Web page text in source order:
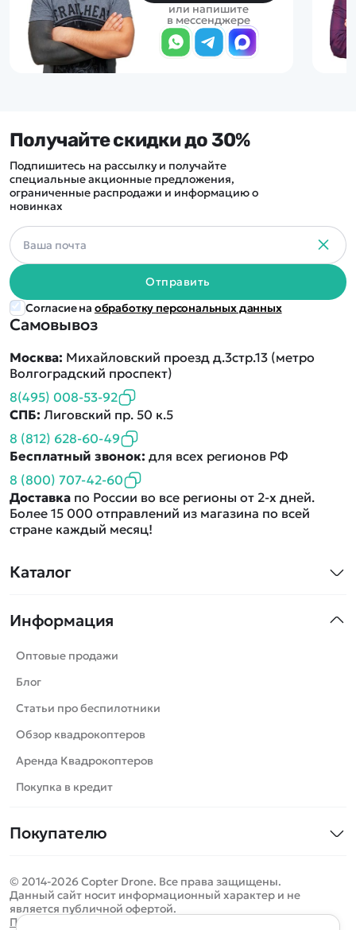
или напишите
в мессенджере
Каталог
Машинки
Танки
Вертолеты
Катера
Роботы
Самолеты
Сборные модели
Спецтехника
Игрушки
Запчасти для моделей
Информация
Оптовые продажи
Блог
Статьи про беспилотники
Обзор квадрокоптеров
Аренда Квадрокоптеров
Покупка в кредит
Покупателю
Оплата и доставка
Помощь
Самовывоз
Москва: Михайловский проезд д.3стр.13 (метро
Волгоградский проспект)
8(495) 008-53-92
СПБ: Лиговский пр. 50 к.5
8 (812) 628-60-49
Бесплатный звонок: для всех регионов РФ
8 (800) 707-42-60
Доставка по России во все регионы от 2-х дней.
Более 15 000 отправлений из магазина по всей
стране каждый месяц!
Получайте скидки до 30%
Подпишитесь на рассылку и получайте
специальные акционные предложения,
ограниченные распродажи и информацию о
новинках
Отправить
Согласие на обработку персональных данных
© 2014-2026 Copter Drone. Все права защищены.
Данный сайт носит информационный характер и не
является публичной офертой.
Политика конфиденциальности
Определить местоположение